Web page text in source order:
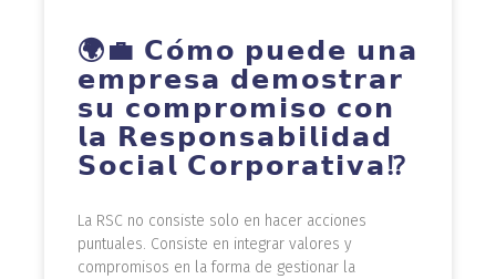
🌍💼 𝗖𝗼́𝗺𝗼 𝗽𝘂𝗲𝗱𝗲 𝘂𝗻𝗮
𝗲𝗺𝗽𝗿𝗲𝘀𝗮 𝗱𝗲𝗺𝗼𝘀𝘁𝗿𝗮𝗿
𝘀𝘂 𝗰𝗼𝗺𝗽𝗿𝗼𝗺𝗶𝘀𝗼 𝗰𝗼𝗻
𝗹𝗮 𝗥𝗲𝘀𝗽𝗼𝗻𝘀𝗮𝗯𝗶𝗹𝗶𝗱𝗮𝗱
𝗦𝗼𝗰𝗶𝗮𝗹 𝗖𝗼𝗿𝗽𝗼𝗿𝗮𝘁𝗶𝘃𝗮⁉️
La RSC no consiste solo en hacer acciones
puntuales. Consiste en integrar valores y
compromisos en la forma de gestionar la